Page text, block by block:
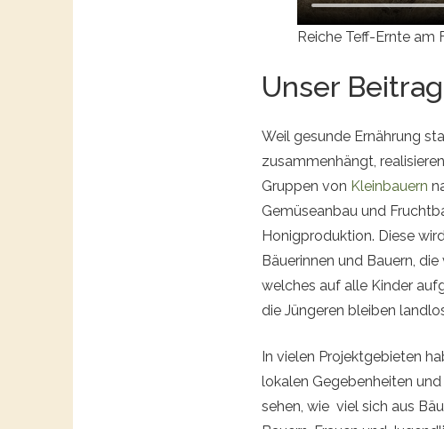
Reiche Teff-Ernte am
Unser Beitrag
Weil gesunde Ernährung
zusammenhängt,
Gruppen von Kleinbauern
Gemüseanbau und
Honigproduktion. Diese
Bäuerinnen und Bauern,
welches auf alle Kinder
die Jüngeren bleiben
In vielen Projektgebieten
lokalen Gegebenheiten
sehen, wie viel sich aus